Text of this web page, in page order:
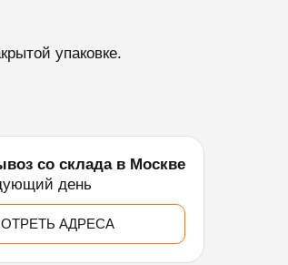
упаковке.
со склада в Москве
день
АДРЕСА